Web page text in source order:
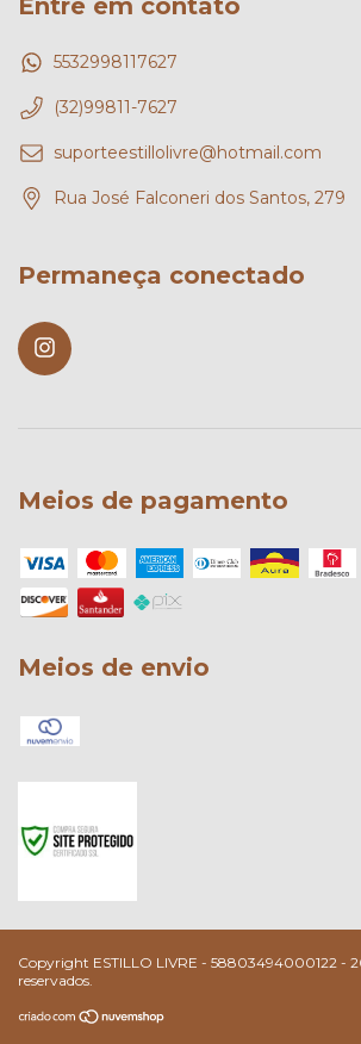
5532998117627
(32)99811-7627
suporteestillolivre@hotmail.com
Rua José Falconeri dos Santos, 279
Permaneça conectado
Meios de pagamento
Meios de envio
Copyright ESTILLO LIVRE - 58803494000122 -
reservados.